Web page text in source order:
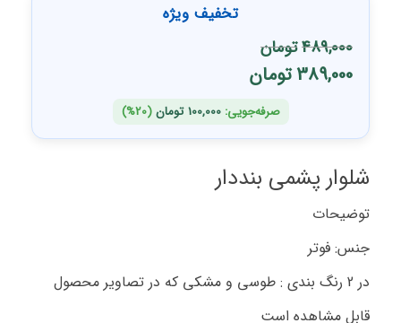
تخفیف ویژه
489,000تومان
389,000تومان
صرفه‌جویی:100,000 تومان(20%)
شلوار پشمی بنددار
توضیحات
جنس: فوتر
در 2 رنگ بندی : طوسی و مشکی که در تصاویر محصول
قابل مشاهده است